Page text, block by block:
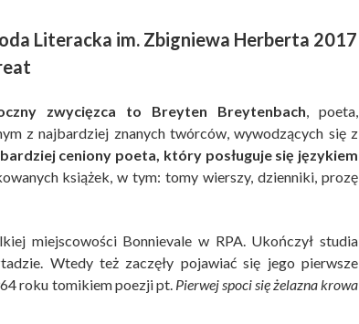
Literacka im. Zbigniewa Herberta 2017
zwycięzca to Breyten Breytenbach, poeta,
z najbardziej znanych twórców, wywodzących się z
ceniony poeta, który posługuje się językiem
książek, w tym: tomy wierszy, dzienniki, prozę
miejscowości Bonnievale w RPA. Ukończył studia
Wtedy też zaczęły pojawiać się jego pierwsze
roku tomikiem poezji pt. Pierwej spoci się żelazna krowa